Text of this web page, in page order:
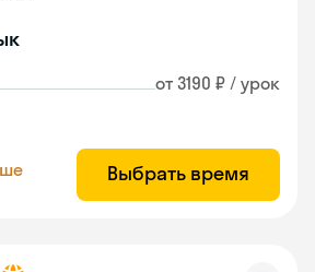
от 3190 ₽ / урок
Выбрать время